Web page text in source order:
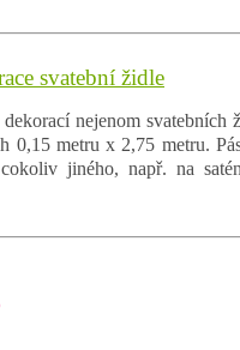
svatební židle
nejenom svatebních
0,15 metru x 2,75 metru.
jiného, např. na